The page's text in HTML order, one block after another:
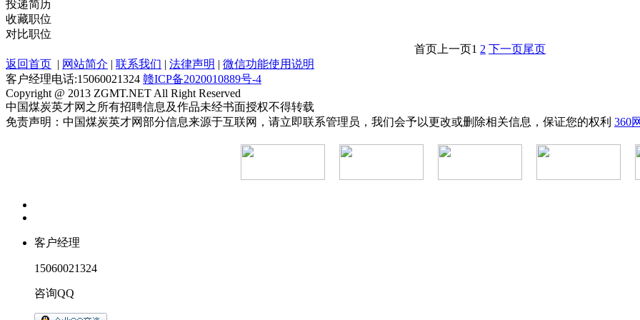
投递简历
收藏职位
对比职位
首页 上一页1 2 下一页尾页
返回首页 | 网站简介 | 联系我们 | 法律声明 | 微信功能使用说明
客户经理电话:15060021324 赣ICP备2020010889号-4
Copyright @ 2013 ZGMT.NET All Right Reserved
中国煤炭英才网之所有招聘信息及作品未经书面授权不得转载
免责声明：中国煤炭英才网部分信息来源于互联网，请立即联系管理员，我们会予以更改或删除相关信息，保证您的权利 360
客户经理
15060021324
咨询QQ